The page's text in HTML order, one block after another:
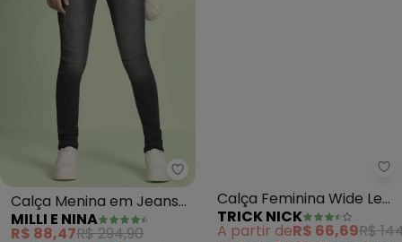
Milli e Nina - Calça Menina em
Calça Menina em Jeans
Trancoso Stone Black
MILLI E NINA
R$ 88,47R$ 294,90
Calça Feminina Wide Leg
Sintética (Preto)
TRICK NICK
A partir deR$ 66,69R$